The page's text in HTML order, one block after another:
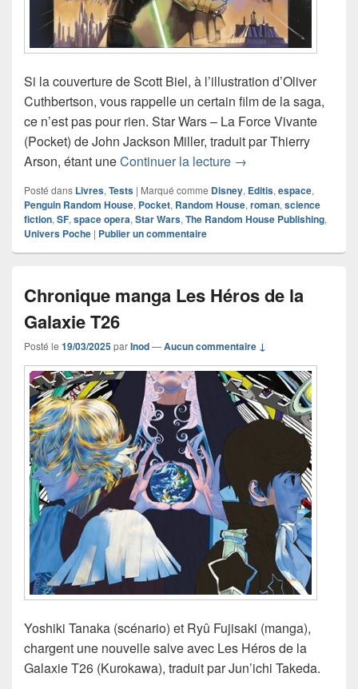
Si la couverture de Scott Biel, à l’illustration d’Oliver
Cuthbertson, vous rappelle un certain film de la saga,
ce n’est pas pour rien. Star Wars – La Force Vivante
(Pocket) de John Jackson Miller, traduit par Thierry
Arson, étant uneContinuer la lecture Chronique roman
→
Posté dans Livres, Tests | Marqué comme Disney, Editis, espace,
Penguin Random House, Pocket, Random House, roman, science
fiction, SF, space opera, Star Wars, The Random House Publishing,
Univers Poche | Publier un commentaire
Chronique manga Les Héros de la
Galaxie T26
Posté le 19/03/2025parInod—Aucun commentaire ↓
Yoshiki Tanaka (scénario) et Ryû Fujisaki (manga),
chargent une nouvelle salve avec Les Héros de la
Galaxie T26 (Kurokawa), traduit par Jun’ichi Takeda.